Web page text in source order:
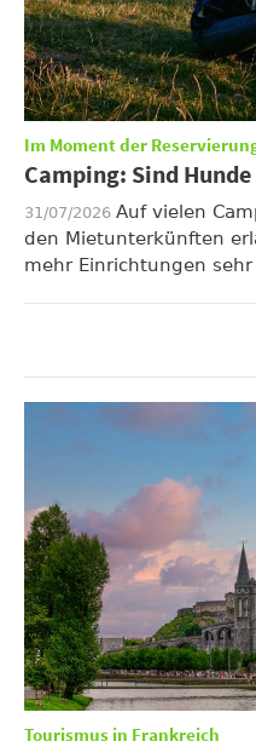
Im Moment der
Camping: Sind
31/07/2026 Auf vielen
den Mietunterkünften
mehr Einrichtungen
Tourismus in Frankreich